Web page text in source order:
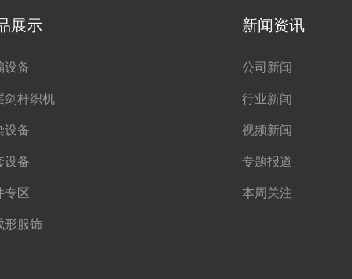
展示
设备
剑杆织机
设备
设备
专区
形服饰
新闻资讯
公司新闻
行业新闻
视频新闻
专题报道
本周关注